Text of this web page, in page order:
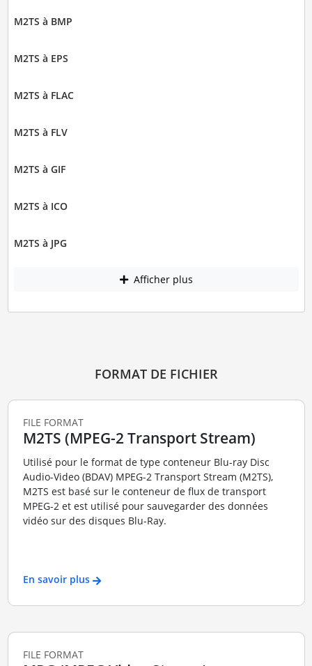
M2TS à BMP
M2TS à EPS
M2TS à FLAC
M2TS à FLV
M2TS à GIF
M2TS à ICO
M2TS à JPG
Afficher plus
FORMAT DE FICHIER
FILE FORMAT
M2TS (MPEG-2 Transport Stream)
Utilisé pour le format de type conteneur Blu-ray Disc
Audio-Video (BDAV) MPEG-2 Transport Stream (M2TS),
M2TS est basé sur le conteneur de flux de transport
MPEG-2 et est utilisé pour sauvegarder des données
vidéo sur des disques Blu-Ray.
En savoir plus
FILE FORMAT